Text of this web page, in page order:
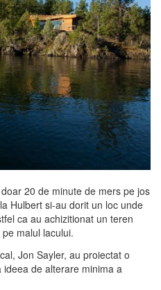
20 de minute de mers pe jos
Hulbert si-au dorit un loc unde
ca au achizitionat un teren
malul lacului.
Jon Sayler, au proiectat o
de alterare minima a